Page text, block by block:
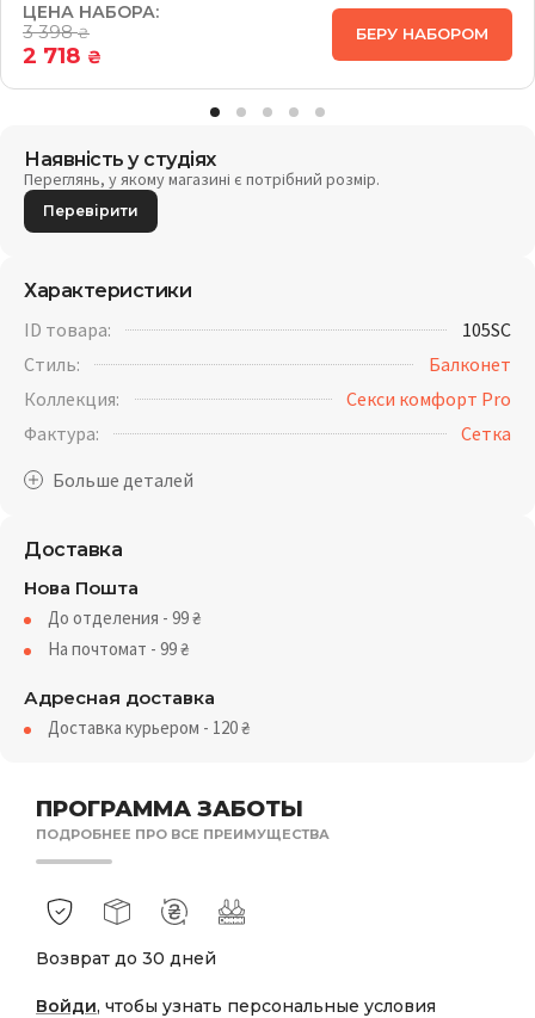
ПРОГРАММА ЗАБОТЫ
ПОДРОБНЕЕ ПРО ВСЕ ПРЕИМУЩЕСТВА
Возврат до 30 дней
Войди, чтобы узнать персональные условия
ЦЕНА НАБОРА:
3 398₴
2 718 ₴
БЕРУ НАБОРОМ
Наявність у студіях
Переглянь, у якому магазині є потрібний розмір.
Перевірити
Характеристики
ID товара:
105SC
Стиль:
Балконет
Коллекция:
Секси комфорт Pro
Фактура:
Cетка
Доставка
Нова Пошта
До отделения - 99₴
На почтомат - 99₴
Адресная доставка
Доставка курьером - 120₴